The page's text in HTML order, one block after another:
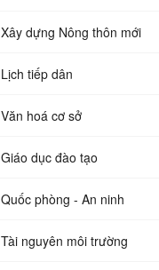
Xây dựng Nông thôn mới
Lịch tiếp dân
Văn hoá cơ sở
Giáo dục đào tạo
Quốc phòng - An ninh
Tài nguyên môi trường